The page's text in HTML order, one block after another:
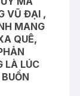
VŨ ĐẠI ,
MANG
QUÊ,
LÀ LÚC